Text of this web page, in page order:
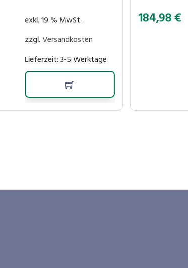
exkl. 19 % MwSt.
zzgl.Versandkosten
Lieferzeit:3-5 Werktage
184,98€